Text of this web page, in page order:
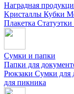
Наградная
Kристаллы Кубки
Плакетка Статуэтки
Сумки и папки
Папки для
Рюкзаки Сумки для
для пикника